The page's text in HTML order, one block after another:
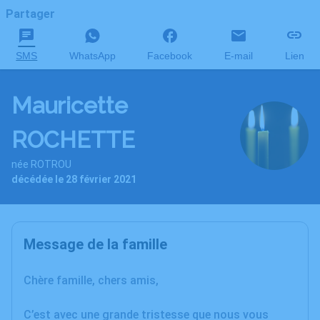
Partager
SMS WhatsApp Facebook E-mail Lien
Mauricette
ROCHETTE
née ROTROU
décédée le 28 février 2021
Message de la famille
Chère famille, chers amis,
C’est avec une grande tristesse que nous vous